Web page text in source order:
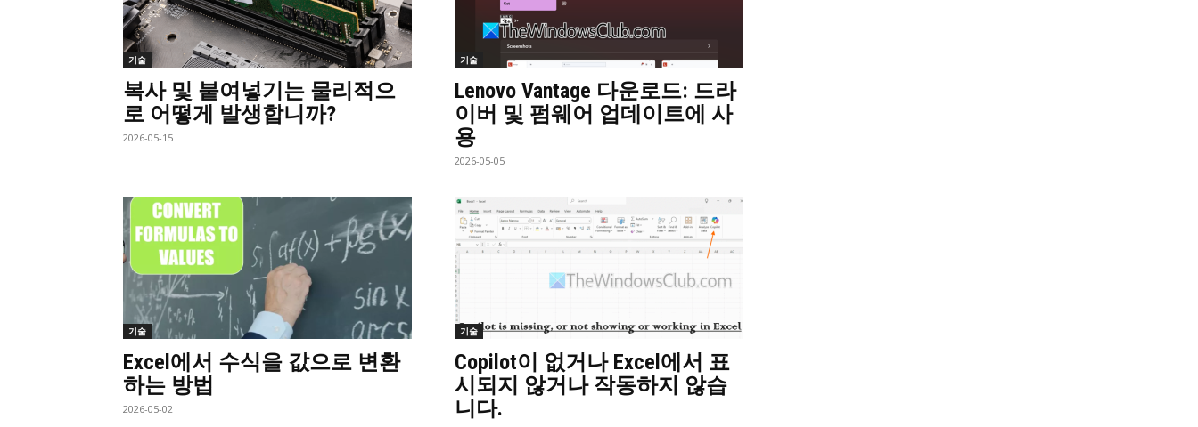
기술
복사 및 붙여넣기는 물리적으
로 어떻게 발생합니까?
2026-05-15
기술
Lenovo Vantage 다운로드: 드라
이버 및 펌웨어 업데이트에 사
용
2026-05-05
기술
Excel에서 수식을 값으로 변환
하는 방법
2026-05-02
기술
Copilot이 없거나 Excel에서 표
시되지 않거나 작동하지 않습
니다.